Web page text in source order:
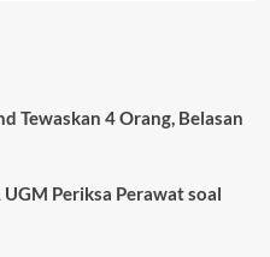
Tewaskan 4 Orang, Belasan
UGM Periksa Perawat soal